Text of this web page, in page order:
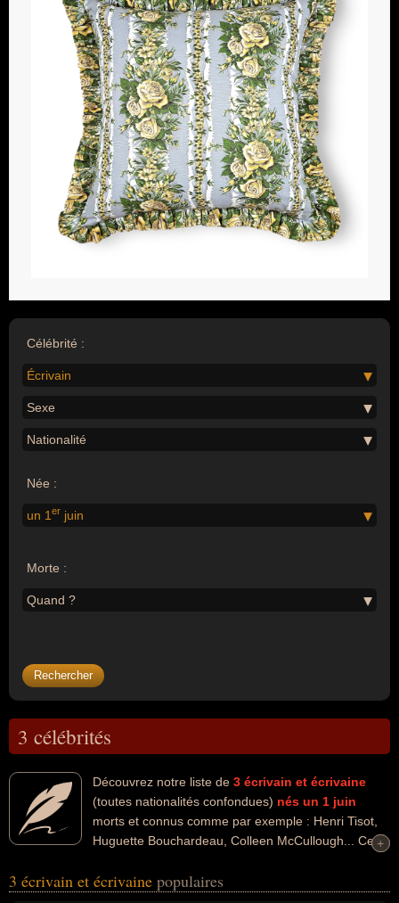
Célébrité :
Écrivain
Sexe
Nationalité
Née :
un 1 er juin
Morte :
Quand ?
3 célébrités
Découvrez notre liste de 3 écrivain et écrivaine
(toutes nationalités confondues) nés un 1 juin
morts et connus comme par exemple : Henri Tisot,
Huguette Bouchardeau, Colleen McCullough... Ces
l'art, du cinéma, de l'humour, de la littérature, people, de
+
+
3 écrivain et écrivaine populaires